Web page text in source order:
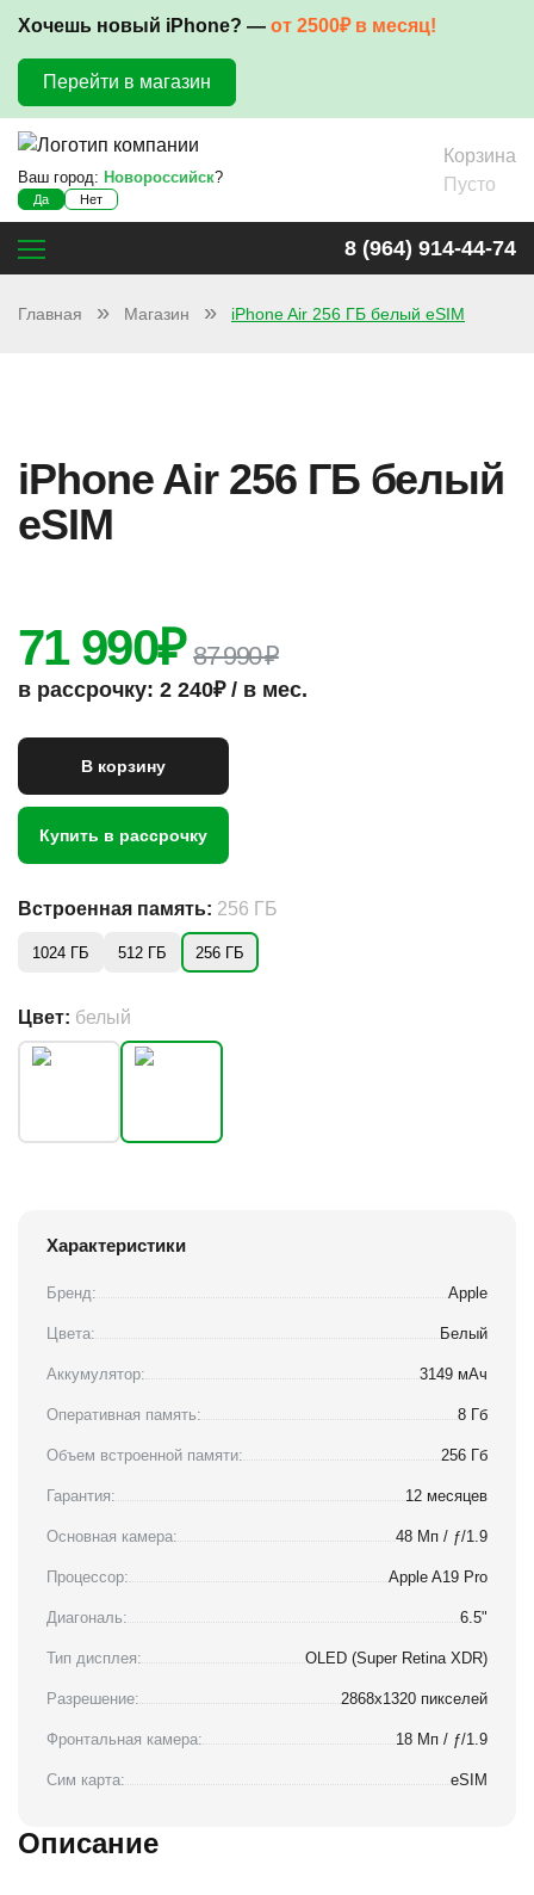
Хочешь новый iPhone? — от 2500₽ в месяц!
Перейти в магазин
Ваш город: Новороссийск?
Да Нет
Корзина
Пусто
8 (964) 914-44-74
Главная Магазин iPhone Air 256 ГБ белый eSIM
iPhone Air 256 ГБ белый
eSIM
71 990₽ 87 990 ₽
в рассрочку: 2 240₽ / в мес.
В корзину
Купить в рассрочку
Встроенная память: 256 ГБ
1024 ГБ 512 ГБ 256 ГБ
Цвет: белый
Характеристики
Бренд: Apple
Цвета: Белый
Аккумулятор: 3149 мАч
Оперативная память: 8 Гб
Объем встроенной памяти: 256 Гб
Гарантия: 12 месяцев
Основная камера: 48 Мп / ƒ/1.9
Процессор: Apple A19 Pro
Диагональ: 6.5"
Тип дисплея: OLED (Super Retina XDR)
Разрешение: 2868x1320 пикселей
Фронтальная камера: 18 Мп / ƒ/1.9
Сим карта: eSIM
Описание